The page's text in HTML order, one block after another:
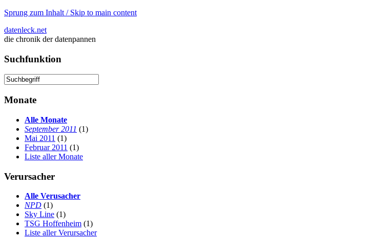
Sprung zum Inhalt / Skip to main content
datenleck.net
die chronik der datenpannen
Suchfunktion
Monate
Alle Monate
September 2011 (1)
Mai 2011 (1)
Februar 2011 (1)
Liste aller Monate
Verursacher
Alle Verusacher
NPD (1)
Sky Line (1)
TSG Hoffenheim (1)
Liste aller Verursacher